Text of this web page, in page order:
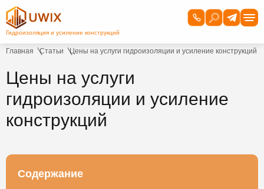
Главная Статьи Цены на услуги гидроизоляции и усиление конструкций
Цены на услуги
гидроизоляции и усиление
конструкций
Содержание